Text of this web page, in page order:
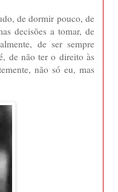
de dormir pouco, de
decisões a tomar, de
de ser sempre
de não ter o direito às
não só eu, mas